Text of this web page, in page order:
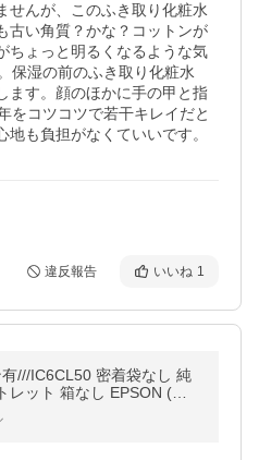
せんが、このふき取り化粧水
古い角質？かな？コットンが
ちょっと明るくなるような気
保湿の前のふき取り化粧水
ます。顔のほかに手の甲と指
をコツコツで若干キレイだと
も負担がなくていいです。
違反報告 いいね 1
///IC6CL50 密着袋なし 純
レット 箱なし EPSON (エ
ートリッジ 6色セット (3ヶ